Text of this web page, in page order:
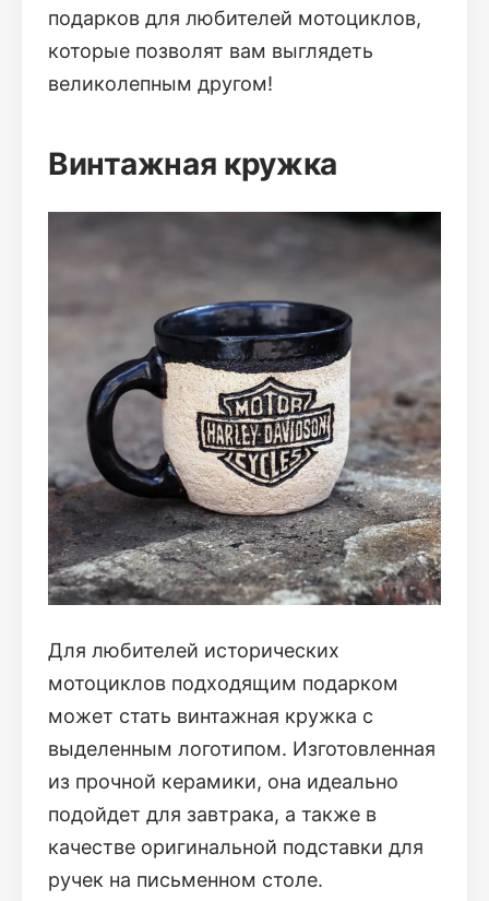
подарков для любителей мотоциклов,
которые позволят вам выглядеть
великолепным другом!
Винтажная кружка
Для любителей исторических
мотоциклов подходящим подарком
может стать винтажная кружка с
выделенным логотипом. Изготовленная
из прочной керамики, она идеально
подойдет для завтрака, а также в
качестве оригинальной подставки для
ручек на письменном столе.